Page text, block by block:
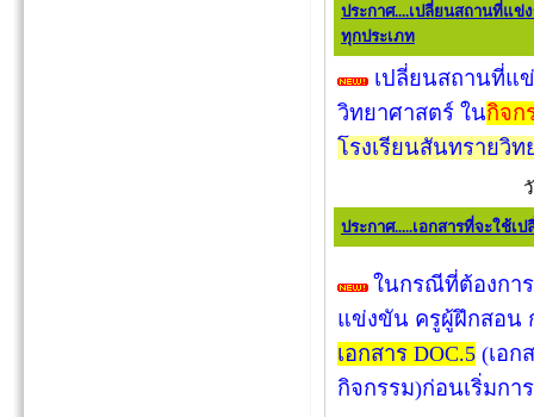
ประกาศ....เปลี่ยนสถานที่แข่
ทุกประเภท
เปลี่ยนสถานที่แ
วิทยาศาสตร์ ในกิจก
โรงเรียนสันทรายวิท
ประกาศ.....เอกสารที่จะใช้เ
ในกรณีที่ต้องการ
แข่งขัน ครูผู้ฝึกสอน
เอกสาร DOC.5 (เอก
กิจกรรม)ก่อนเริ่มก